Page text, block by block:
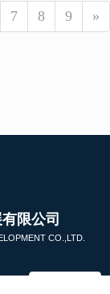
7 8 9 »
限公司
CO.,LTD.